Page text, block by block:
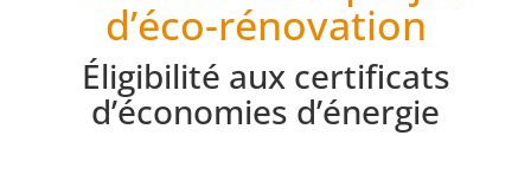
d’éco-rénovation
Éligibilité aux certificats
d’économies d’énergie